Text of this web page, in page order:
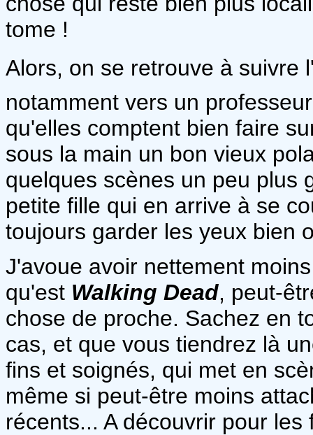
tome !
Alors, on se retrouve à suivre
notamment vers un
qu'elles comptent bien faire
sous la main un bon vieux
quelques scènes un peu plus
petite fille qui en arrive à se
toujours garder les yeux bien
J'avoue avoir nettement
qu'est Walking Dead, peut-
chose de proche. Sachez en
cas, et que vous tiendrez là
fins et soignés, qui met en
même si peut-être moins
récents... A découvrir pour les